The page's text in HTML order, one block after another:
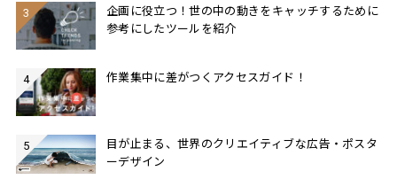
企画に役立つ！世の中の動きをキャッチするために
参考にしたツールを紹介
作業集中に差がつくアクセスガイド！
目が止まる、世界のクリエイティブな広告・ポスタ
ーデザイン